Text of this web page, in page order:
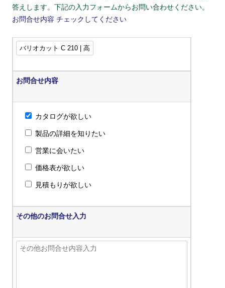
答えします。下記の入力フォームからお問い合わせください。
お問合せ内容 チェックしてください
お問合せ内容
カタログが欲しい
製品の詳細を知りたい
営業に会いたい
価格表が欲しい
見積もりが欲しい
その他のお問合せ入力